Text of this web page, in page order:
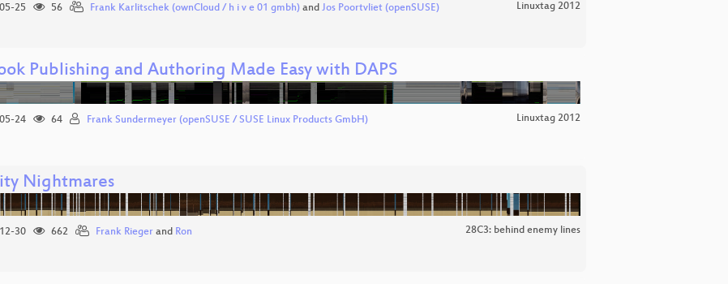
25 56 Frank Karlitschek (ownCloud / h i v e 01 gmbh) and Jos Poortvliet (openSUSE) Linuxtag 2012
Publishing and Authoring Made Easy with DAPS
24 64 Frank Sundermeyer (openSUSE / SUSE Linux Products GmbH) Linuxtag 2012
Nightmares
30 662 Frank Rieger and Ron 28C3: behind enemy lines